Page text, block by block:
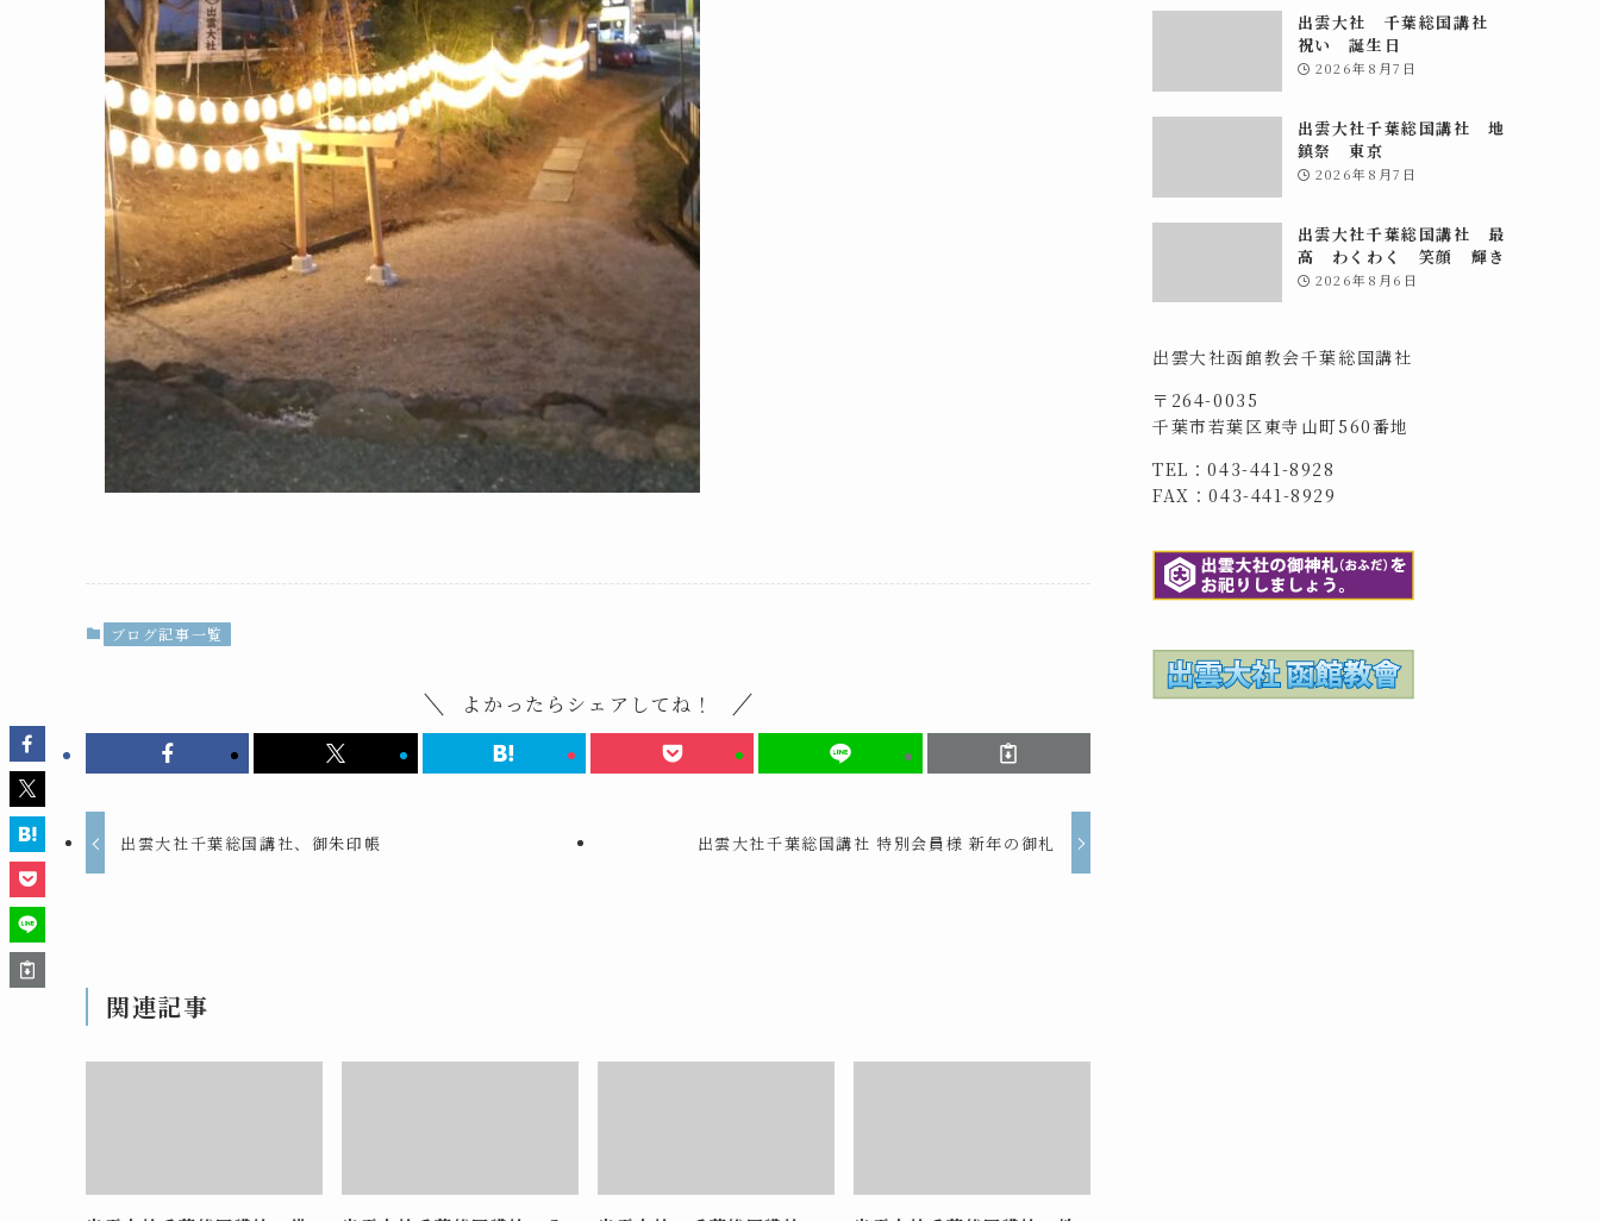
ブログ記事一覧
よかったらシェアしてね！
出雲大社千葉総国講社、御朱印帳 出雲大社千葉総国講社 特別会員様 新年の御札
関連記事
出雲大社 千葉総国講社
祝い 誕生日
2026年8月7日
出雲大社千葉総国講社 地
鎮祭 東京
2026年8月7日
出雲大社千葉総国講社 最
高 わくわく 笑顔 輝き
2026年8月6日
出雲大社函館教会千葉総国講社
〒264-0035
千葉市若葉区東寺山町560番地
TEL：043-441-8928
FAX：043-441-8929